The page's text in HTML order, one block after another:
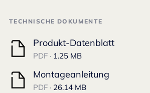
TECHNISCHE DOKUMENTE
Produkt-Datenblatt
PDF · 1.25 MB
Montageanleitung
PDF · 26.14 MB